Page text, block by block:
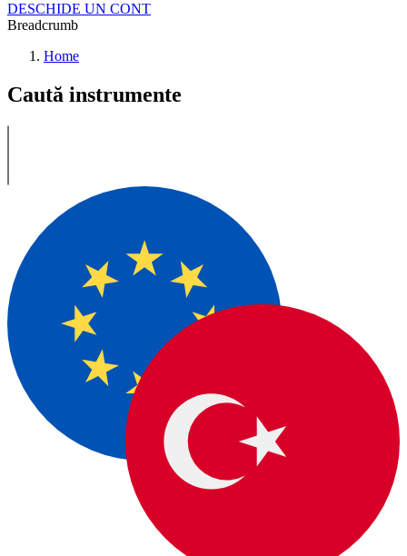
DESCHIDE UN CONT
Breadcrumb
Home
Caută instrumente